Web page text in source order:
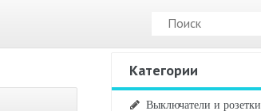
Категории
Выключатели и розетки